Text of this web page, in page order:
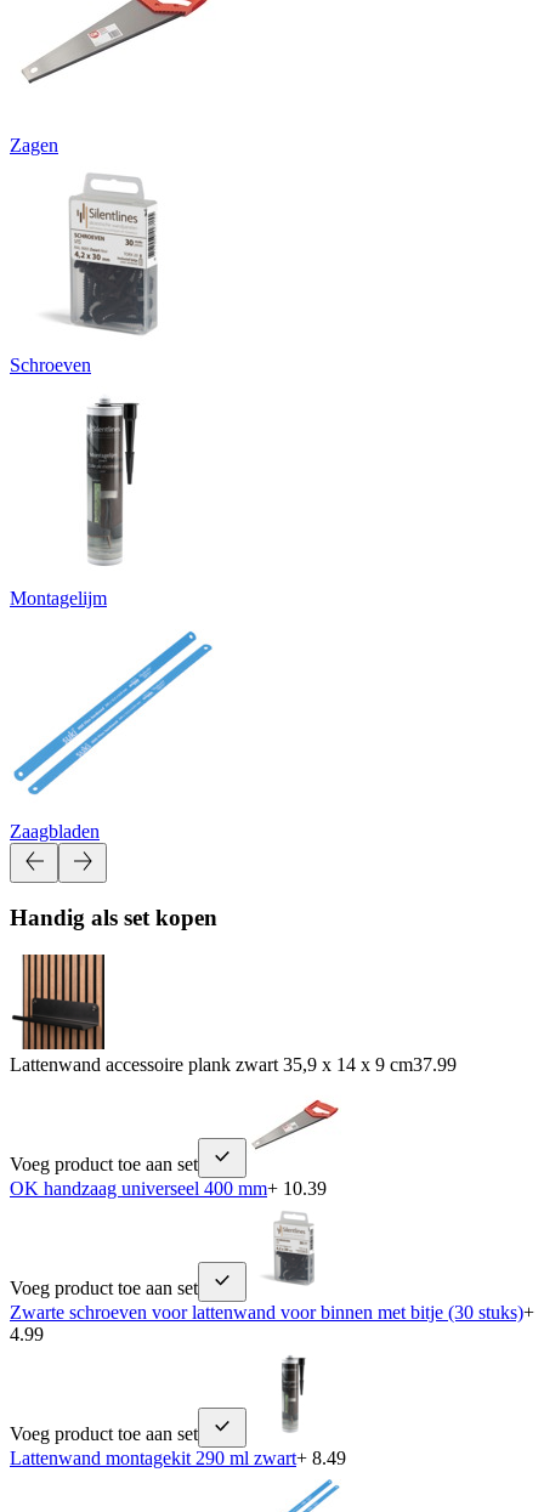
Zagen
Schroeven
Montagelijm
Zaagbladen
Handig als set kopen
Lattenwand accessoire plank zwart 35,9 x 14 x 9 cm37.99
Voeg product toe aan set
OK handzaag universeel 400 mm+ 10.39
Voeg product toe aan set
Zwarte schroeven voor lattenwand voor binnen met bitje (30 stuks)+
4.99
Voeg product toe aan set
Lattenwand montagekit 290 ml zwart+ 8.49